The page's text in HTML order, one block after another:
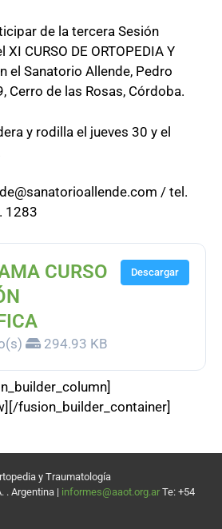
de la tercera Sesión
CURSO DE ORTOPEDIA Y
el Sanatorio Allende, Pedro
Cerro de las Rosas, Córdoba.
y rodilla el jueves 30 y el
/ tel.
1283
CURSO
294.93 KB
Descargar
fusion_builder_container]
y Traumatología
. Argentina | informes@aaot.org.ar Te: +54